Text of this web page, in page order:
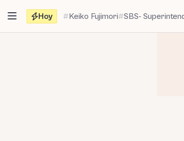
contenido
Hoy Keiko Fujimori SBS-